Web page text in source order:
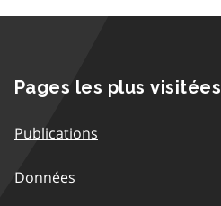
Pages les plus visitées
Publications
Données